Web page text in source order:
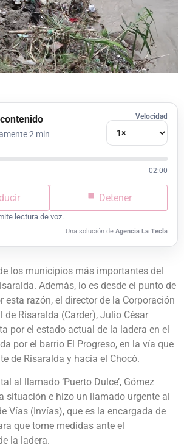
2 min
Velocidad
02:00
Detener
lectura de voz.
Una solución de Agencia La Tecla
los municipios más importantes del
Además, lo es desde el punto de
esta razón, el director de la Corporación
de Risaralda (Carder), Julio César
por el estado actual de la ladera en el
por el barrio El Progreso, en la vía que
de Risaralda y hacia el Chocó.
al llamado ‘Puerto Dulce’, Gómez
situación e hizo un llamado urgente al
Vías (Invías), que es la encargada de
que tome medidas ante el
la ladera.